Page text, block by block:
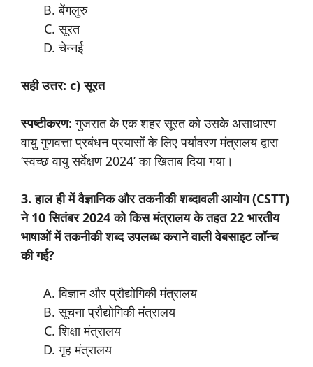
बेंगलुरु
सूरत
चेन्नई
सही उत्तर: c) सूरत
स्पष्टीकरण: गुजरात के एक शहर सूरत को उसके असाधारण
वायु गुणवत्ता प्रबंधन प्रयासों के लिए पर्यावरण मंत्रालय द्वारा
‘स्वच्छ वायु सर्वेक्षण 2024’ का खिताब दिया गया।
3. हाल ही में वैज्ञानिक और तकनीकी शब्दावली आयोग (CSTT)
ने 10 सितंबर 2024 को किस मंत्रालय के तहत 22 भारतीय
भाषाओं में तकनीकी शब्द उपलब्ध कराने वाली वेबसाइट लॉन्च
की गई?
विज्ञान और प्रौद्योगिकी मंत्रालय
सूचना प्रौद्योगिकी मंत्रालय
शिक्षा मंत्रालय
गृह मंत्रालय